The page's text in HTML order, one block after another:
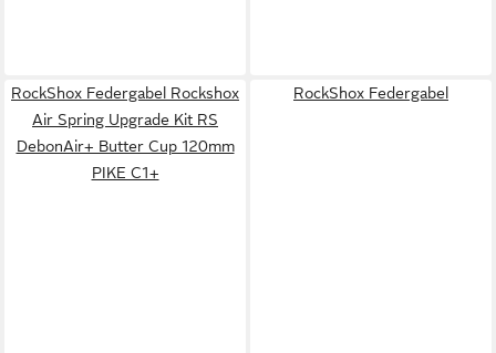
RockShox Federgabel Rockshox
Air Spring Upgrade Kit RS
DebonAir+ Butter Cup 120mm
PIKE C1+
RockShox Federgabel